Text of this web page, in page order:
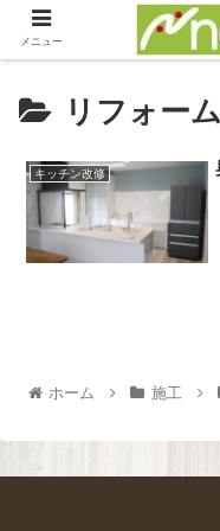
リフォーム
キッチン改修
ホーム 施工
メニュー